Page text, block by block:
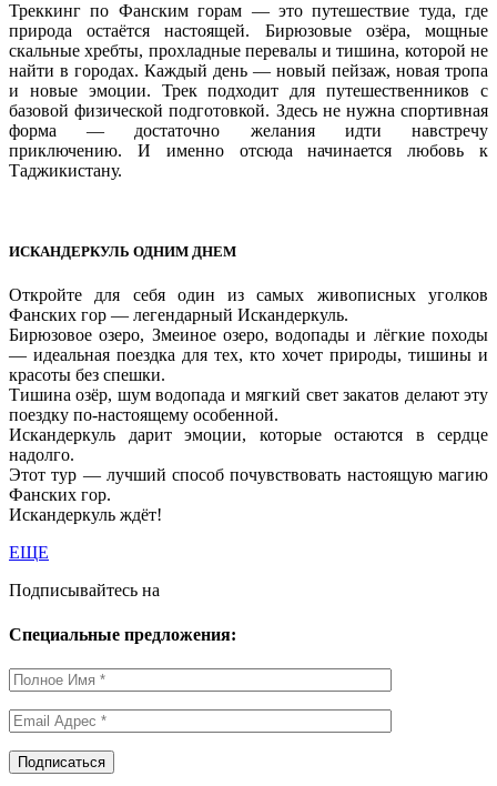
Треккинг по Фанским горам — это путешествие туда, где
природа остаётся настоящей. Бирюзовые озёра, мощные
скальные хребты, прохладные перевалы и тишина, которой не
найти в городах. Каждый день — новый пейзаж, новая тропа
и новые эмоции. Трек подходит для путешественников с
базовой физической подготовкой. Здесь не нужна спортивная
форма — достаточно желания идти навстречу
приключению. И именно отсюда начинается любовь к
Таджикистану.
ИСКАНДЕРКУЛЬ ОДНИМ ДНЕМ
Откройте для себя один из самых живописных уголков
Фанских гор — легендарный Искандеркуль.
Бирюзовое озеро, Змеиное озеро, водопады и лёгкие походы
— идеальная поездка для тех, кто хочет природы, тишины и
красоты без спешки.
Тишина озёр, шум водопада и мягкий свет закатов делают эту
поездку по-настоящему особенной.
Искандеркуль дарит эмоции, которые остаются в сердце
надолго.
Этот тур — лучший способ почувствовать настоящую магию
Фанских гор.
Искандеркуль ждёт!
ЕЩЕ
Подписывайтесь на
Специальные предложения: